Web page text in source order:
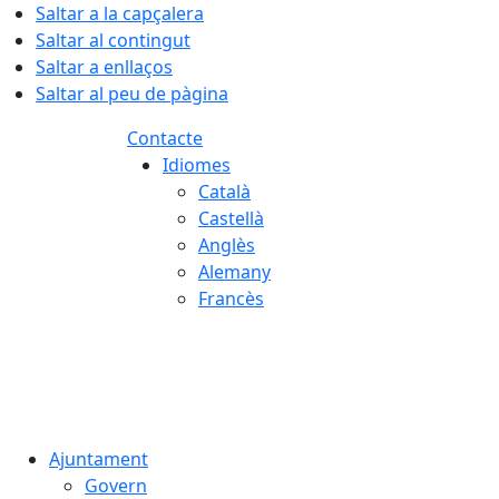
Saltar a la capçalera
Saltar al contingut
Saltar a enllaços
Saltar al peu de pàgina
Contacte
Idiomes
Català
Castellà
Anglès
Alemany
Francès
Ajuntament
Govern